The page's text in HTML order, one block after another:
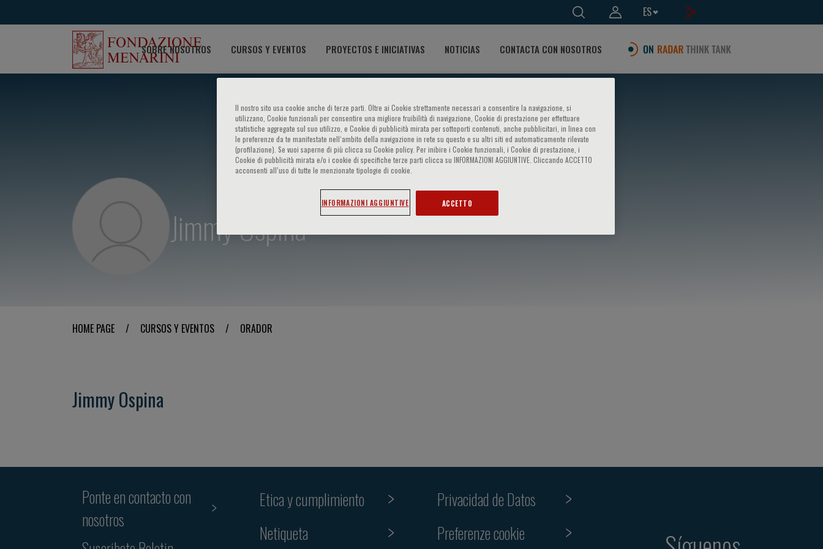
ES
SOBRE NOSOTROS CURSOS Y EVENTOS PROYECTOS E INICIATIVAS NOTICIAS CONTACTA CON NOSOTROS
Jimmy Ospina
HOME PAGE / CURSOS Y EVENTOS / ORADOR
Jimmy Ospina
Ponte en contacto con
nosotros
Etica y cumplimiento
Netiqueta
Privacidad de Datos
Preferenze cookie
Il nostro sito usa cookie anche di terze parti. Oltre ai Cookie strettamente necessari a consentire la navigazione, si
utilizzano, Cookie funzionali per consentire una migliore fruibilità di navigazione, Cookie di prestazione per effettuare
statistiche aggregate sul suo utilizzo, e Cookie di pubblicità mirata per sottoporti contenuti, anche pubblicitari, in linea con
le preferenze da te manifestate nell‘ambito della navigazione in rete su questo e su altri siti ed automaticamente rilevate
(profilazione). Se vuoi saperne di più clicca su Cookie policy. Per inibire i Cookie funzionali, i Cookie di prestazione, i
Cookie di pubblicità mirata e/o i cookie di specifiche terze parti clicca su INFORMAZIONI AGGIUNTIVE. Cliccando ACCETTO
acconsenti all’uso di tutte le menzionate tipologie di cookie.
INFORMAZIONI AGGIUNTIVE ACCETTO